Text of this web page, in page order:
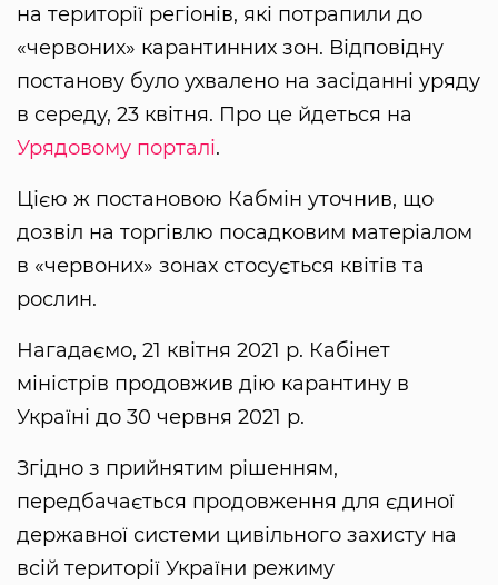
на території регіонів, які потрапили до
«червоних» карантинних зон. Відповідну
постанову було ухвалено на засіданні уряду
в середу, 23 квітня. Про це йдеться на
Урядовому порталі.
Цією ж постановою Кабмін уточнив, що
дозвіл на торгівлю посадковим матеріалом
в «червоних» зонах стосується квітів та
рослин.
Нагадаємо, 21 квітня 2021 р. Кабінет
міністрів продовжив дію карантину в
Україні до 30 червня 2021 р.
Згідно з прийнятим рішенням,
передбачається продовження для єдиної
державної системи цивільного захисту на
всій території України режиму